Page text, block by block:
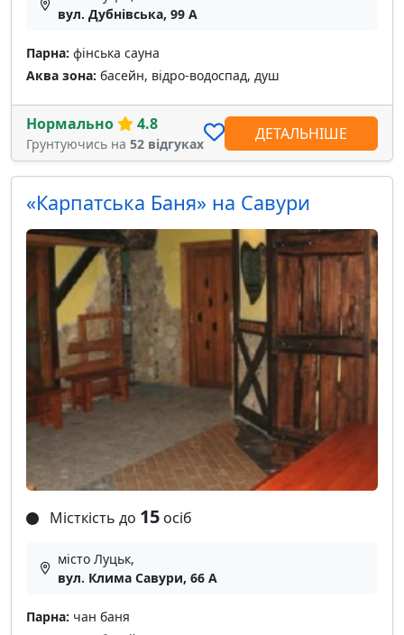
вул. Дубнівська, 99 А
Парна: фінська сауна
Аква зона: басейн, відро-водоспад, душ
Нормально 4.8
Грунтуючись на 52 відгуках
ДЕТАЛЬНІШЕ
«Карпатська Баня» на Савури
Місткість до 15 осіб
місто Луцьк,
вул. Клима Савури, 66 А
Парна: чан баня